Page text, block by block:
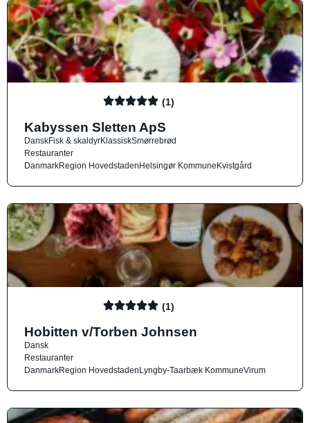
(1)
Kabyssen Sletten ApS
DanskFisk & skaldyrKlassiskSmørrebrød
Restauranter
DanmarkRegion HovedstadenHelsingør KommuneKvistgård
(1)
Hobitten v/Torben Johnsen
Dansk
Restauranter
DanmarkRegion HovedstadenLyngby-Taarbæk KommuneVirum